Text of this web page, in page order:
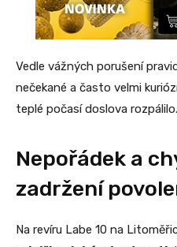
Vedle vážných porušení
nečekané a často velmi
teplé počasí doslova rozpálilo.
Nepořádek a
zadržení
Na revíru Labe 10 na